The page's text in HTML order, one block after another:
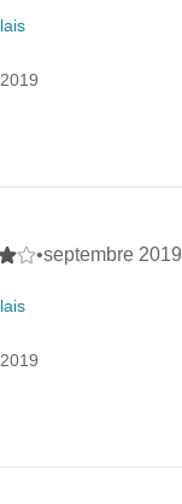
•septembre 2019